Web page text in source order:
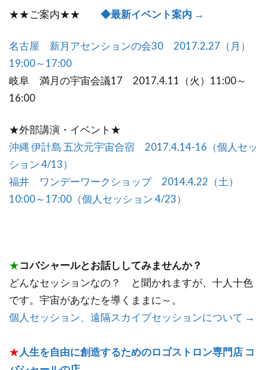
★★ご案内★★ ◆最新イベント案内 →
名古屋 新月アセンションの会30 2017.2.27（月）
19:00～17:00
岐阜 満月の宇宙会議17 2017.4.11（火）11:00～
16:00
★外部講演・イベント★
沖縄 伊計島 五次元宇宙合宿 2017.4.14-16（個人セッ
ション 4/13）
福井 ワンデーワークショップ 2014.4.22（土）
10:00～17:00（個人セッション 4/23）
★コバシャールとお話ししてみませんか？
どんなセッションなの？ と聞かれますが、十人十色
です。宇宙があなたを導くままに～。
個人セッション、遠隔スカイプセッションについて →
★人生を自由に創造するためのロゴストロン専門店 コ